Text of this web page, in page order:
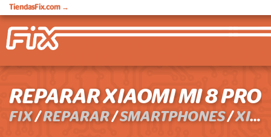
TiendasFix.com →
REPARAR XIAOMI MI 8 PRO
FIX/REPARAR/SMARTPHONES/XIAOMI